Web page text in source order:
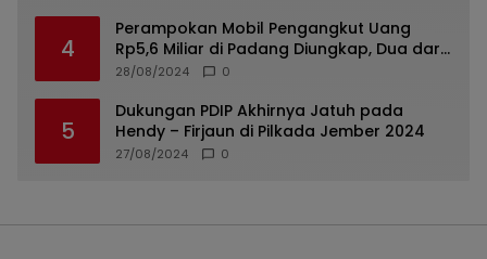
4
Perampokan Mobil Pengangkut Uang
Rp5,6 Miliar di Padang Diungkap, Dua dari
Tiga Tersangka Merupakan Oknum Polisi
28/08/2024 0
5
Dukungan PDIP Akhirnya Jatuh pada
Hendy – Firjaun di Pilkada Jember 2024
27/08/2024 0